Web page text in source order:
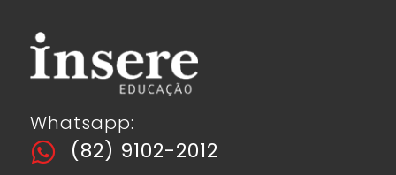
Whatsapp:
(82) 9102-2012